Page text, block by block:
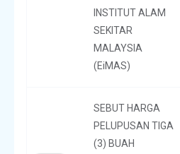
INSTITUT ALAM
SEKITAR
MALAYSIA
(EiMAS)
SEBUT HARGA
PELUPUSAN TIGA
(3) BUAH